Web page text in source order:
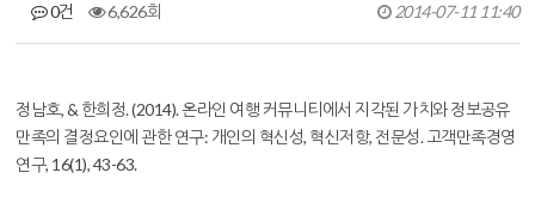
0건 6,626회 2014-07-11 11:40
정남호, & 한희정. (2014). 온라인 여행 커뮤니티에서 지각된 가치와 정보공유
만족의 결정요인에 관한 연구: 개인의 혁신성, 혁신저항, 전문성.고객만족경영
연구, 16(1), 43-63.